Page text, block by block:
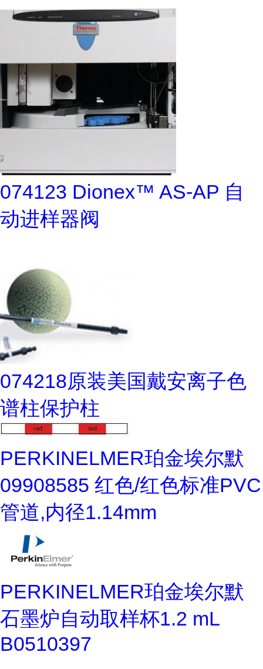
074123 Dionex™ AS-AP 自
动进样器阀
074218原装美国戴安离子色
谱柱保护柱
PERKINELMER珀金埃尔默
09908585 红色/红色标准PVC
管道,内径1.14mm
PERKINELMER珀金埃尔默
石墨炉自动取样杯1.2 mL
B0510397